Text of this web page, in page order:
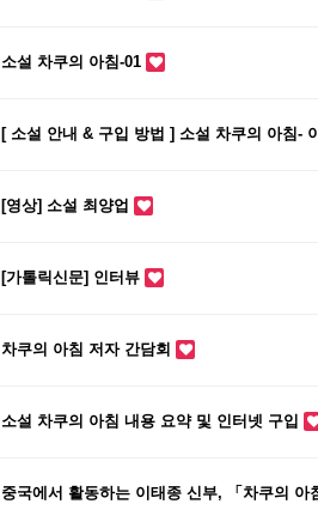
소설 차쿠의 아침-01
[ 소설 안내 & 구입 방법 ] 소설 차쿠의 아침-
[영상] 소설 최양업
[가톨릭신문] 인터뷰
차쿠의 아침 저자 간담회
소설 차쿠의 아침 내용 요약 및 인터넷 구입
중국에서 활동하는 이태종 신부, 「차쿠의 아